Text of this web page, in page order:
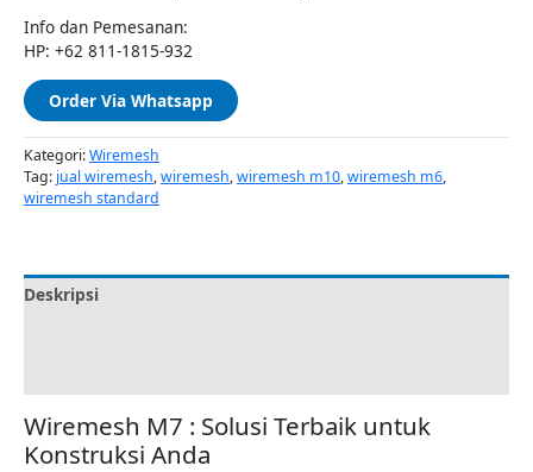
Info dan Pemesanan:
HP: +62 811-1815-932
Order Via Whatsapp
Kategori:Wiremesh
Tag: jual wiremesh,wiremesh,wiremesh m10,wiremesh m6,
wiremesh standard
Deskripsi
Wiremesh M7 : Solusi Terbaik untuk
Konstruksi Anda